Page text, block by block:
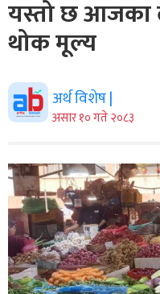
यस्तो छ आजका
थोक मूल्य
अर्थ विशेष |
असार १० गते २०८३